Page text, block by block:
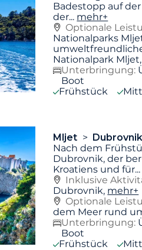
Badestopp auf der
der... mehr+
Optionale
Nationalparks
Nationalpark Mljet,
Unterbringung:
Boot
Frühstück
Mljet
Dubrovnik
Nach dem
Dubrovnik, der
Kroatiens und für...
Inklusive
Dubrovnik, mehr+
Optionale
dem Meer rund
Unterbringung:
Boot
Frühstück